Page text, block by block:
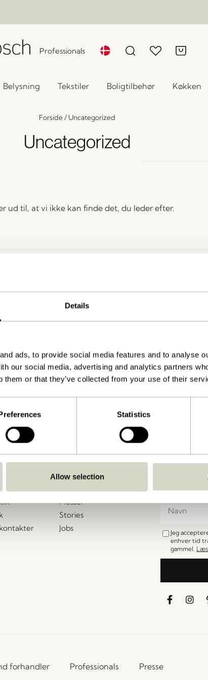
Details
ads, to provide social media features and to analyse
our social media, advertising and analytics partners
them or that they’ve collected from your use of their
Statistics
Allow selection
Professionals
Belysning Tekstiler Boligtilbehør Køkken
Forside/ Uncategorized
Uncategorized
ud til, at vi ikke kan finde det, du leder efter.
Kun 1-4 dages levering
returnering
Vores univers
Nyheder
Messer
Stories
Jobs
Let's Stay in
Tilmeld
til at få
Jeg
enhver tid
gammel.
forhandler Professionals Presse